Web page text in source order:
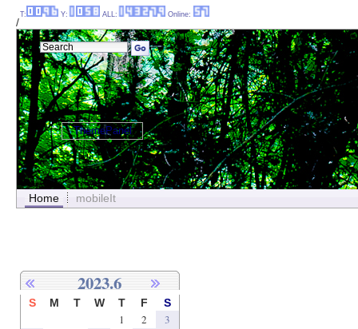
/
Home mobileIt
2023.6
S M T W T F S
1 2
3
T: Y: ALL: Online:
ThemePanel